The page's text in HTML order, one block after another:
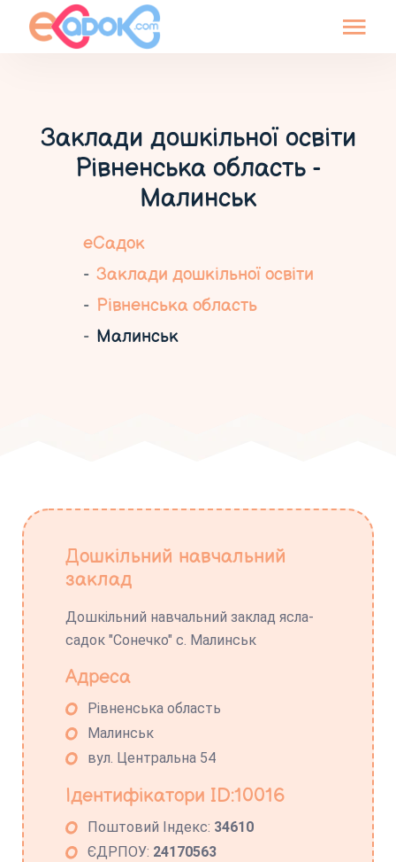
Заклади дошкільної освіти
Рівненська область -
Малинськ
еСадок
Заклади дошкільної освіти
Рівненська область
Малинськ
Дошкільний навчальний
заклад
Дошкільний навчальний заклад ясла-
садок "Сонечко" с. Малинськ
Адреса
Рівненська область
Малинськ
вул. Центральна 54
Ідентифікатори ID:10016
Поштовий Індекс: 34610
ЄДРПОУ: 24170563